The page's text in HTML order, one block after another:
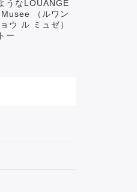
うなLOUANGE
（ルワン
ウ ル ミュゼ）
ー